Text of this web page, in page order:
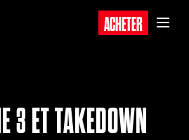
ACHETER
3 ET TAKEDOWN